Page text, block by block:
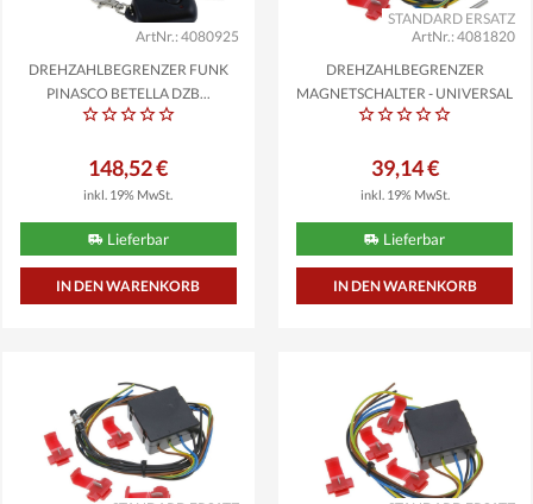
ArtNr.: 4080925
DREHZAHLBEGRENZER FUNK
PINASCO BETELLA DZB...
148,52 €
inkl. 19% MwSt.
Lieferbar
ArtNr.: 4081820
STANDARD ERSATZ
DREHZAHLBEGRENZER
MAGNETSCHALTER - UNIVERSAL
39,14 €
inkl. 19% MwSt.
Lieferbar